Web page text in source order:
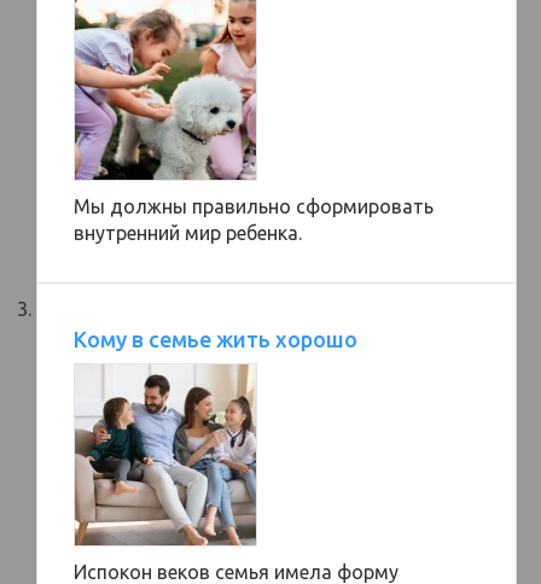
Мы должны правильно сформировать
внутренний мир ребенка.
Кому в семье жить хорошо
Испокон веков семья имела форму